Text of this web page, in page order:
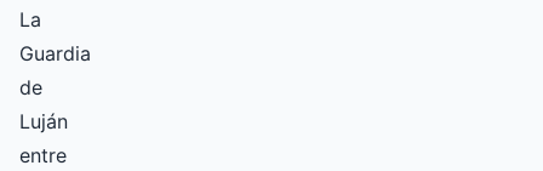
La
Guardia
de
Luján
entre